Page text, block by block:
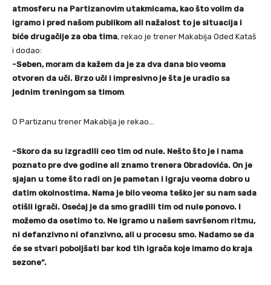
atmosferu na Partizanovim utakmicama, kao što volim da
igramo i pred našom publikom ali nažalost to je situacija i
biće drugačije za oba tima, rekao je trener Makabija Oded Kataš
i dodao:
-Seben, moram da kažem da je za dva dana bio veoma
otvoren da uči. Brzo uči i impresivno je šta je uradio sa
jednim treningom sa timom
O Partizanu trener Makabija je rekao…
-Skoro da su izgradili ceo tim od nule. Nešto što je i nama
poznato pre dve godine ali znamo trenera Obradovića. On je
sjajan u tome što radi on je pametan i igraju veoma dobro u
datim okolnostima. Nama je bilo veoma teško jer su nam sada
otišli igrači. Osećaj je da smo gradili tim od nule ponovo. I
možemo da osetimo to. Ne igramo u našem savršenom ritmu,
ni defanzivno ni ofanzivno, ali u procesu smo. Nadamo se da
će se stvari poboljšati bar kod tih igrača koje imamo do kraja
sezone“.